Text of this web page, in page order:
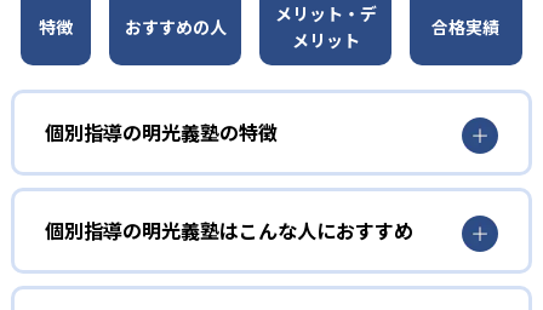
特徴 おすすめの人
メリット・デ
メリット
合格実績
個別指導の明光義塾の特徴
01
考える力が身につく対話型の授業
個別指導の明光義塾は、個別指導塾としての経験が長い
個別指導の明光義塾はこんな人におすすめ
小学生